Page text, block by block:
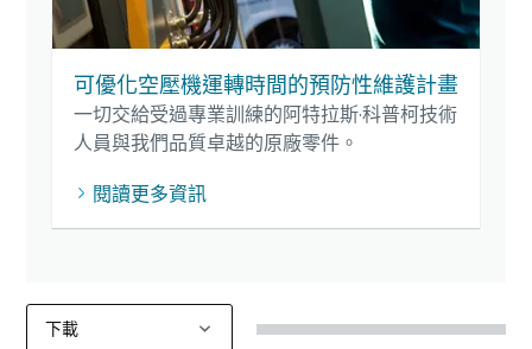
可優化空壓機運轉時間的預防性維護計畫
一切交給受過專業訓練的阿特拉斯·科普柯技術
人員與我們品質卓越的原廠零件。
閱讀更多資訊